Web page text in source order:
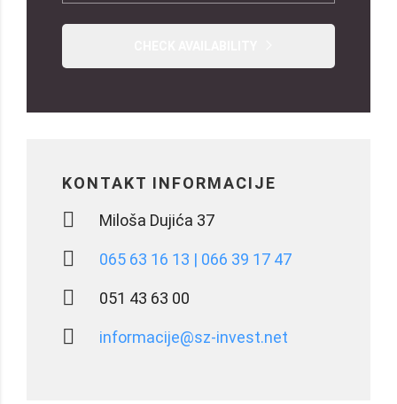
KONTAKT INFORMACIJE
Miloša Dujića 37
065 63 16 13 | 066 39 17 47
051 43 63 00
informacije@sz-invest.net